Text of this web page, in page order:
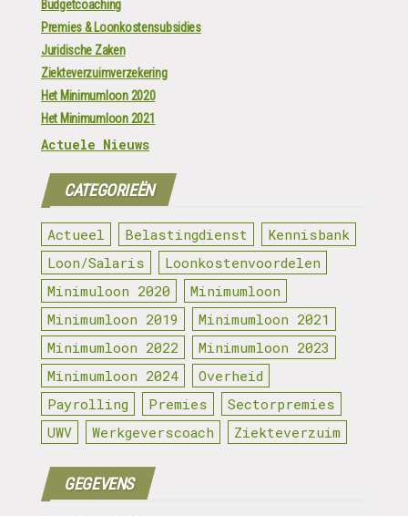
Budgetcoaching
Premies & Loonkostensubsidies
Juridische Zaken
Ziekteverzuimverzekering
Het Minimumloon 2020
Het Minimumloon 2021
Actuele Nieuws
CATEGORIEËN
Actueel Belastingdienst
Kennisbank
Loon/Salaris
Loonkostenvoordelen
Minimuloon 2020
Minimumloon
Minimumloon 2019
Minimumloon 2021
Minimumloon 2022
Minimumloon 2023
Minimumloon 2024
Overheid
Payrolling
Premies
Sectorpremies
UWV
Werkgeverscoach Ziekteverzuim
GEGEVENS